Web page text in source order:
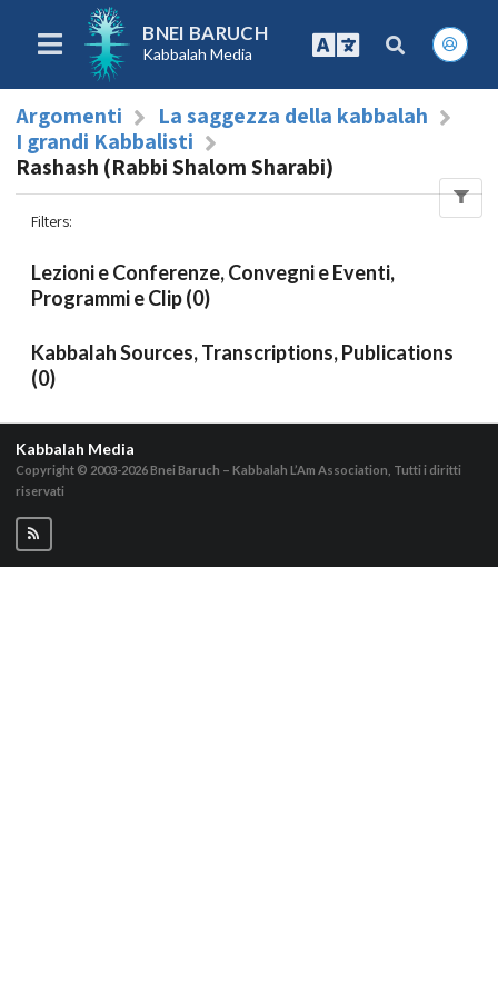
BNEI BARUCH
Kabbalah Media
Argomenti
La saggezza della kabbalah
I grandi Kabbalisti
Rashash (Rabbi Shalom Sharabi)
Filters:
Lezioni e Conferenze, Convegni e Eventi,
Programmi e Clip (0)
Kabbalah Sources, Transcriptions, Publications
(0)
Kabbalah Media
Copyright © 2003-2026Bnei Baruch – Kabbalah L’Am Association, Tutti i diritti
riservati